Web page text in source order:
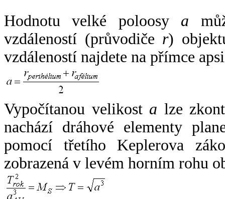
Hodnotu velké poloosy a
vzdáleností (průvodiče r)
vzdáleností najdete na přímce
Vypočítanou velikost a lze
nachází dráhové elementy
pomocí třetího Keplerova
zobrazená v levém horním rohu